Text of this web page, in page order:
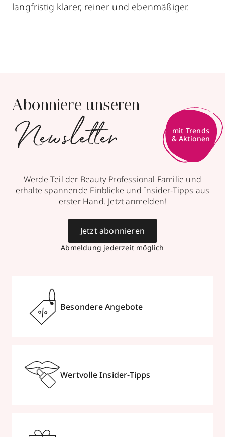
langfristig klarer, reiner und ebenmäßiger.
Abonniere unseren
Newsletter
mit Trends
& Aktionen
Werde Teil der Beauty Professional Familie und
erhalte spannende Einblicke und Insider-Tipps aus
erster Hand. Jetzt anmelden!
Abmeldung jederzeit möglich
Jetzt abonnieren
Besondere Angebote
Wertvolle Insider-Tipps